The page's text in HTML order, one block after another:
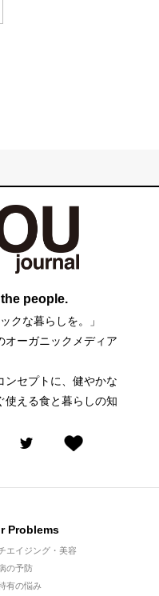
people.
クな暮らしを。」
オーガニックメディア
ンセプトに、健やかな
使える食と暮らしの知
Problems
エイジング・美容
の予防
有の悩み